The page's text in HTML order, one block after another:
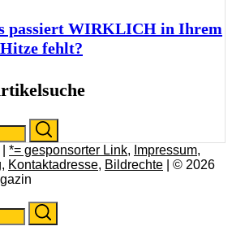
passiert WIRKLICH in Ihrem
fehlt?
*= gesponsorter Link, Impressum,
, Kontaktadresse, Bildrechte | © 2026